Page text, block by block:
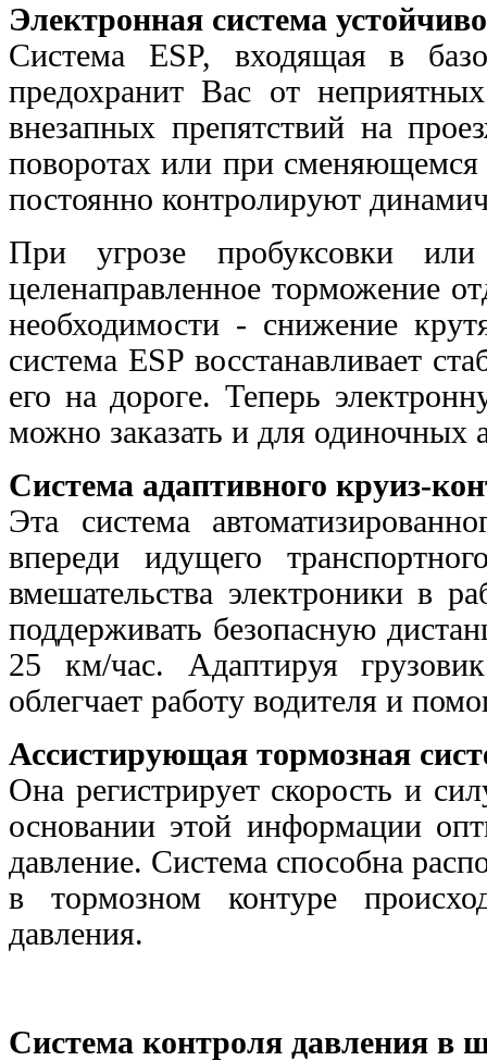
Электронная система
Система ESP, входящая в
предохранит Вас от
внезапных препятствий на
поворотах или при
постоянно контролируют
При угрозе пробуксовки или
целенаправленное торможение
необходимости - снижение
система ESP восстанавливает
его на дороге. Теперь
можно заказать и для одиночных
Система адаптивного круиз-
Эта система
впереди идущего
вмешательства электроники в
поддерживать безопасную
25 км/час. Адаптируя
облегчает работу водителя и
Ассистирующая тормозная
Она регистрирует скорость и
основании этой информации
давление. Система способна
в тормозном контуре
давления.
Система контроля давления в